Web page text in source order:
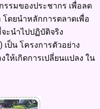
มของประชากร เพื่อลด
ดยนำหลักการตลาดเพื่อ
ะนำไปปฏิบัติจริง
เป็น โครงการตัวอย่าง
ห้เกิดการเปลี่ยนแปลง ใน